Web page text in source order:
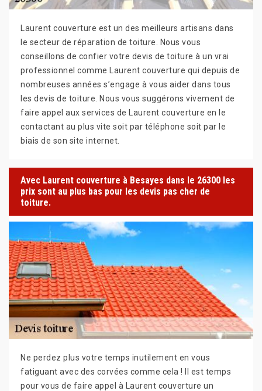
Laurent couverture est un des meilleurs artisans dans
le secteur de réparation de toiture. Nous vous
conseillons de confier votre devis de toiture à un vrai
professionnel comme Laurent couverture qui depuis de
nombreuses années s’engage à vous aider dans tous
les devis de toiture. Nous vous suggérons vivement de
faire appel aux services de Laurent couverture en le
contactant au plus vite soit par téléphone soit par le
biais de son site internet.
Avec Laurent couverture à Besayes dans le 26300 les
prix sont au plus bas pour les devis pas cher de
toiture.
Ne perdez plus votre temps inutilement en vous
fatiguant avec des corvées comme cela ! Il est temps
pour vous de faire appel à Laurent couverture un